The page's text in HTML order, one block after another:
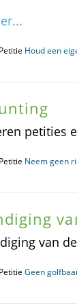
Houd een
petities
Neem geen
Geen